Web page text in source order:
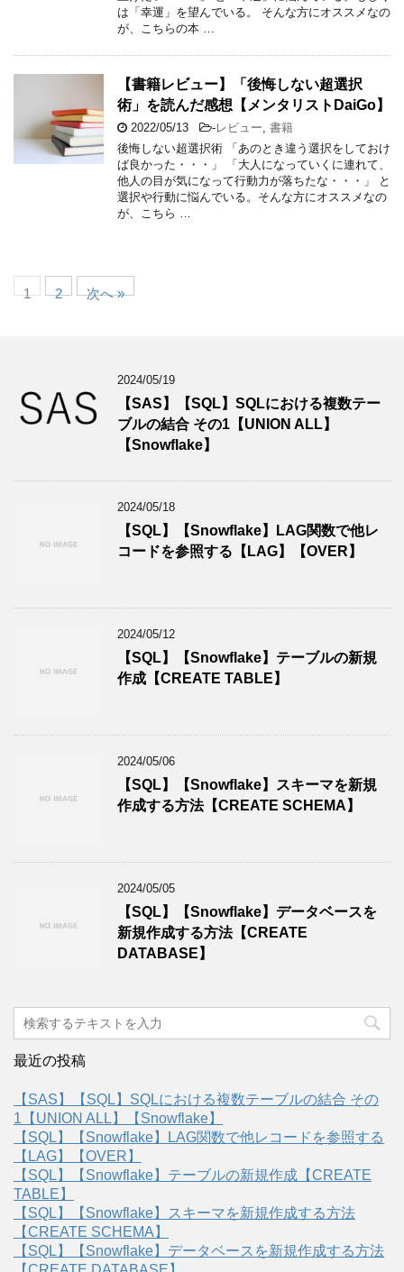
は「幸運」を望んでいる。 そんな方にオススメなの
が、こちらの本 …
【書籍レビュー】「後悔しない超選択
術」を読んだ感想【メンタリストDaiGo】
2022/05/13 -レビュー 書籍
後悔しない超選択術 「あのとき違う選択をしておけ
ば良かった・・・」 「大人になっていくに連れて、
他人の目が気になって行動力が落ちたな・・・」 と
選択や行動に悩んでいる。そんな方にオススメなの
が、こちら …
1 2 次へ »
2024/05/19
【SAS】【SQL】SQLにおける複数テー
ブルの結合 その1【UNION ALL】
【Snowflake】
2024/05/18
【SQL】【Snowflake】LAG関数で他レ
コードを参照する【LAG】【OVER】
2024/05/12
【SQL】【Snowflake】テーブルの新規
作成【CREATE TABLE】
2024/05/06
【SQL】【Snowflake】スキーマを新規
作成する方法【CREATE SCHEMA】
2024/05/05
【SQL】【Snowflake】データベースを
新規作成する方法【CREATE
DATABASE】
最近の投稿
【SAS】【SQL】SQLにおける複数テーブルの結合 その
1【UNION ALL】【Snowflake】
【SQL】【Snowflake】LAG関数で他レコードを参照する
【LAG】【OVER】
【SQL】【Snowflake】テーブルの新規作成【CREATE
TABLE】
【SQL】【Snowflake】スキーマを新規作成する方法
【CREATE SCHEMA】
【SQL】【Snowflake】データベースを新規作成する方法